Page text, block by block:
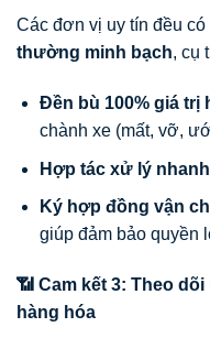
Các đơn vị uy tín đều có
thường minh bạch, cụ
Đền bù 100% giá trị
chành xe (mất, vỡ,
Hợp tác xử lý
Ký hợp đồng vận
giúp đảm bảo quyền
📶 Cam kết 3: Theo
hàng hóa